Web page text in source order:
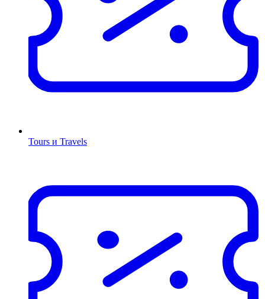
Tours и Travels